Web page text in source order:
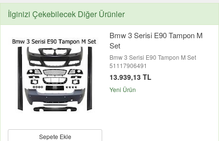
İlginizi Çekebilecek Diğer Ürünler
Sepete Ekle
Bmw 3 Serisi E90 Tampon M
Set
Bmw 3 Serisi E90 Tampon M Set
51117906491
13.939,13 TL
Yeni Ürün